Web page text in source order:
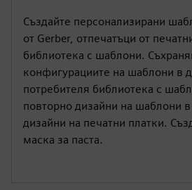
Създайте персонализирани
от Gerber, отпечатъци от
библиотека с шаблони.
конфигурациите на шаблони в
потребителя библиотека с
повторно дизайни на шаблони
дизайни на печатни платки.
маска за паста.